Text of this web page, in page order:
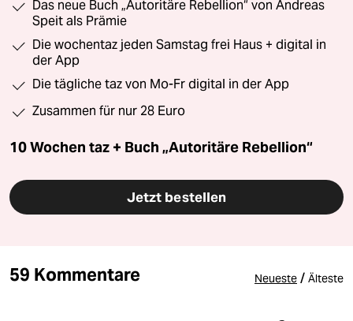
Das neue Buch „Autoritäre Rebellion“ von Andreas
Speit als Prämie
Die wochentaz jeden Samstag frei Haus + digital in
der App
Die tägliche taz von Mo-Fr digital in der App
Zusammen für nur 28 Euro
10 Wochen taz + Buch „Autoritäre Rebellion“
Jetzt bestellen
59 Kommentare Neueste / Älteste